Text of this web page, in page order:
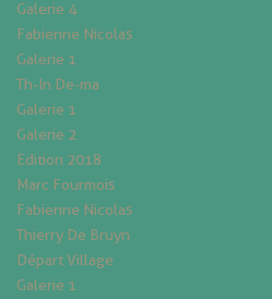
Galerie 4
Fabienne Nicolas
Galerie 1
Th-In De-ma
Galerie 1
Galerie 2
Edition 2018
Marc Fourmois
Fabienne Nicolas
Thierry De Bruyn
Départ Village
Galerie 1